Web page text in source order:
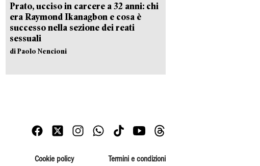
Prato, ucciso in carcere a 32 anni: chi
era Raymond Ikanagbon e cosa è
successo nella sezione dei reati
sessuali
di Paolo Nencioni
Cookie policy Termini e condizioni